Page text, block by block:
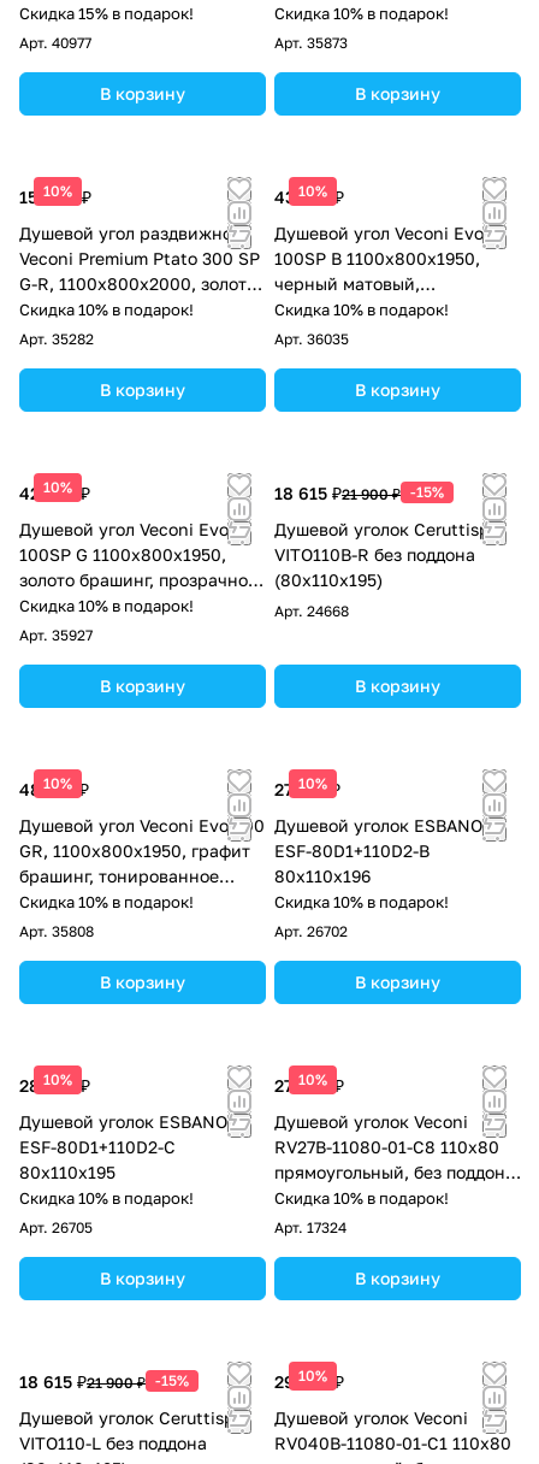
прозрачное стекло, никель
Скидка 15% в подарок!
Арт. 40977
В корзину
прозрачное стекло
Скидка 10% в подарок!
Арт. 35873
В корзину
10%
157 113 ₽
Душевой угол раздвижной
Veconi Premium Ptato 300 SP
G-R, 1100х800x2000, золото
брашированный, стекло
прозрачное
Скидка 10% в подарок!
Арт. 35282
В корзину
10%
43 697 ₽
Душевой угол Veconi Evo
100SP B 1100х800x1950,
черный матовый,
тонированное стекло
Скидка 10% в подарок!
Арт. 36035
В корзину
10%
42 624 ₽
Душевой угол Veconi Evo
100SP G 1100х800x1950,
золото брашинг, прозрачное
стекло
Скидка 10% в подарок!
Арт. 35927
В корзину
18 615 ₽21 900 ₽ -15%
Душевой уголок Ceruttispa
VITO110B-R без поддона
(80x110x195)
Арт. 24668
В корзину
10%
48 136 ₽
Душевой угол Veconi Evo 300
GR, 1100х800x1950, графит
брашинг, тонированное
матовое стекло
Скидка 10% в подарок!
Арт. 35808
В корзину
10%
27 413 ₽
Душевой уголок ESBANO
ESF-80D1+110D2-B
80х110х196
Скидка 10% в подарок!
Арт. 26702
В корзину
10%
28 050 ₽
Душевой уголок ESBANO
ESF-80D1+110D2-C
80х110х195
Скидка 10% в подарок!
Арт. 26705
В корзину
10%
27 698 ₽
Душевой уголок Veconi
RV27B-11080-01-C8 110х80
прямоугольный, без поддона,
прозрачное стекло, черный
матовый
Скидка 10% в подарок!
Арт. 17324
В корзину
18 615 ₽21 900 ₽ -15%
Душевой уголок Ceruttispa
VITO110-L без поддона
10%
29 746 ₽
Душевой уголок Veconi
RV040B-11080-01-C1 110х80